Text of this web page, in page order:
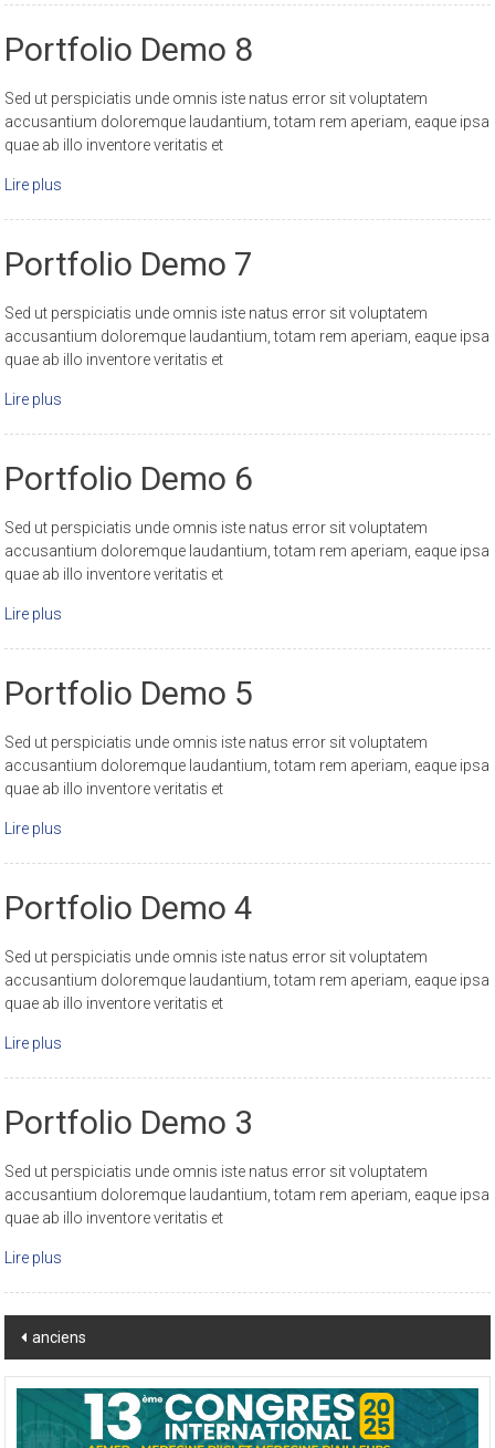
Portfolio Demo 8
Sed ut perspiciatis unde omnis iste natus error sit voluptatem
accusantium doloremque laudantium, totam rem aperiam, eaque ipsa
quae ab illo inventore veritatis et
Lire plus
Portfolio Demo 7
Sed ut perspiciatis unde omnis iste natus error sit voluptatem
accusantium doloremque laudantium, totam rem aperiam, eaque ipsa
quae ab illo inventore veritatis et
Lire plus
Portfolio Demo 6
Sed ut perspiciatis unde omnis iste natus error sit voluptatem
accusantium doloremque laudantium, totam rem aperiam, eaque ipsa
quae ab illo inventore veritatis et
Lire plus
Portfolio Demo 5
Sed ut perspiciatis unde omnis iste natus error sit voluptatem
accusantium doloremque laudantium, totam rem aperiam, eaque ipsa
quae ab illo inventore veritatis et
Lire plus
Portfolio Demo 4
Sed ut perspiciatis unde omnis iste natus error sit voluptatem
accusantium doloremque laudantium, totam rem aperiam, eaque ipsa
quae ab illo inventore veritatis et
Lire plus
Portfolio Demo 3
Sed ut perspiciatis unde omnis iste natus error sit voluptatem
accusantium doloremque laudantium, totam rem aperiam, eaque ipsa
quae ab illo inventore veritatis et
Lire plus
Défiler
anciens